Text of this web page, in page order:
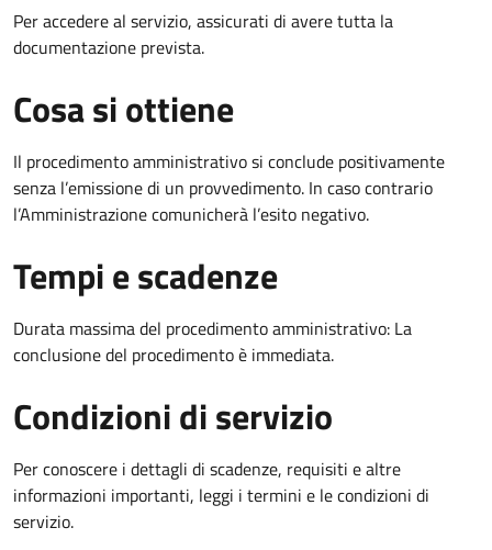
Per accedere al servizio, assicurati di avere tutta la
documentazione prevista.
Cosa si ottiene
Il procedimento amministrativo si conclude positivamente
senza l’emissione di un provvedimento. In caso contrario
l’Amministrazione comunicherà l’esito negativo.
Tempi e scadenze
Durata massima del procedimento amministrativo: La
conclusione del procedimento è immediata.
Condizioni di servizio
Per conoscere i dettagli di scadenze, requisiti e altre
informazioni importanti, leggi i termini e le condizioni di
servizio.